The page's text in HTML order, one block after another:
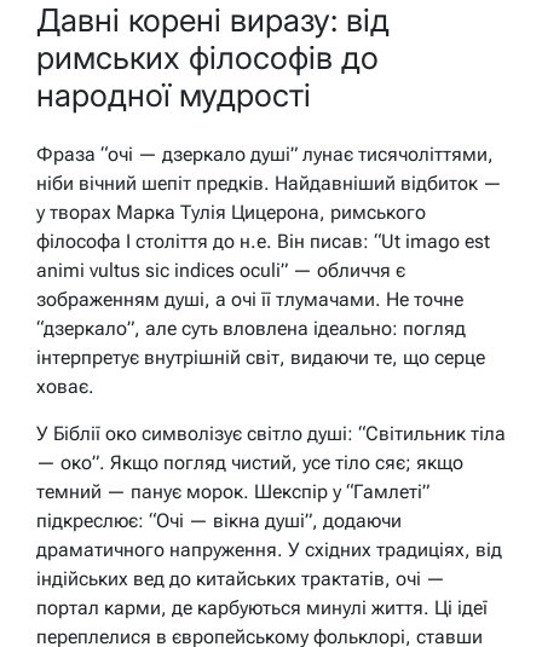
Давні корені виразу: від
римських філософів до
народної мудрості
Фраза “очі — дзеркало душі” лунає тисячоліттями,
ніби вічний шепіт предків. Найдавніший відбиток —
у творах Марка Тулія Цицерона, римського
філософа I століття до н.е. Він писав: “Ut imago est
animi vultus sic indices oculi” — обличчя є
зображенням душі, а очі її тлумачами. Не точне
“дзеркало”, але суть вловлена ідеально: погляд
інтерпретує внутрішній світ, видаючи те, що серце
ховає.
У Біблії око символізує світло душі: “Світильник тіла
— око”. Якщо погляд чистий, усе тіло сяє; якщо
темний — панує морок. Шекспір у “Гамлеті”
підкреслює: “Очі — вікна душі”, додаючи
драматичного напруження. У східних традиціях, від
індійських вед до китайських трактатів, очі —
портал карми, де карбуються минулі життя. Ці ідеї
переплелися в європейському фольклорі, ставши